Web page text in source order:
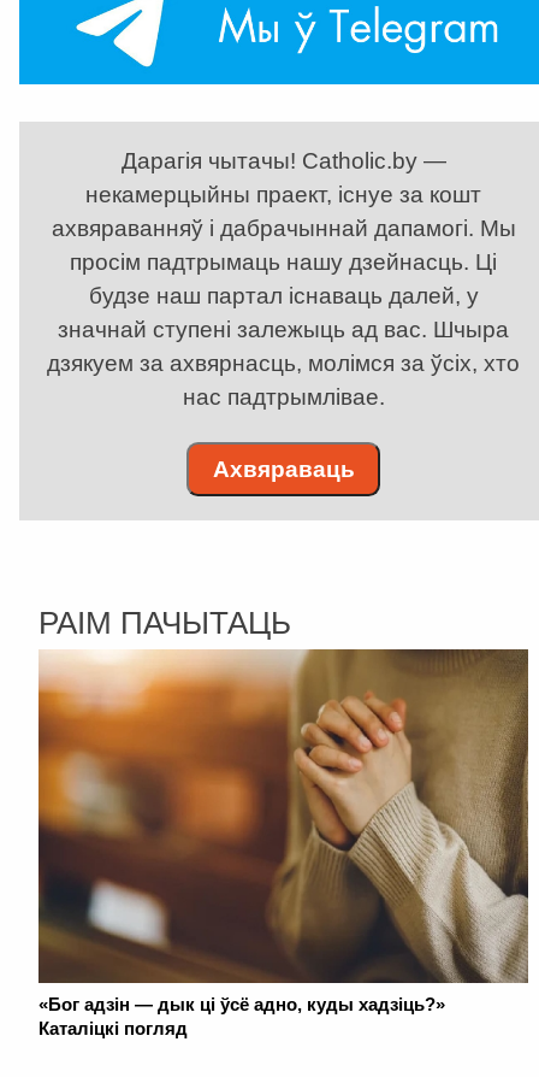
Дарагія чытачы! Catholic.by —
некамерцыйны праект, існуе за кошт
ахвяраванняў і дабрачыннай дапамогі. Мы
просім падтрымаць нашу дзейнасць. Ці
будзе наш партал існаваць далей, у
значнай ступені залежыць ад вас. Шчыра
дзякуем за ахвярнасць, молімся за ўсіх, хто
нас падтрымлівае.
Ахвяраваць
РАІМ ПАЧЫТАЦЬ
«Бог адзін — дык ці ўсё адно, куды хадзіць?»
Каталіцкі погляд